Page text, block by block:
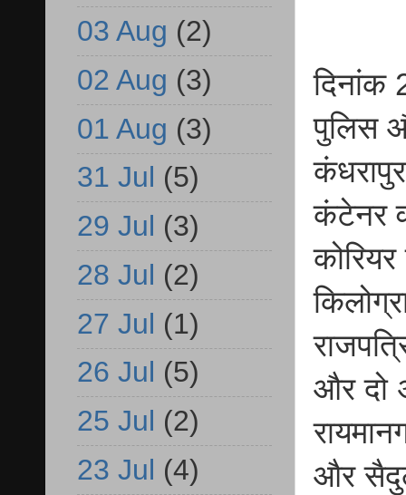
दिनांक
पुलिस
कंटेनर
और दो
और सैदुल
03 Aug (2)
02 Aug (3)
01 Aug (3)
31 Jul (5)
29 Jul (3)
28 Jul (2)
27 Jul (1)
26 Jul (5)
25 Jul (2)
23 Jul (4)